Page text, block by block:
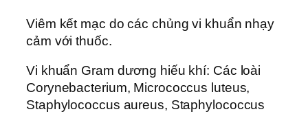
Viêm kết mạc do các chủng vi khuẩn nhạy
cảm với thuốc.
Vi khuẩn Gram dương hiếu khí: Các loài
Corynebacterium, Micrococcus luteus,
Staphylococcus aureus, Staphylococcus